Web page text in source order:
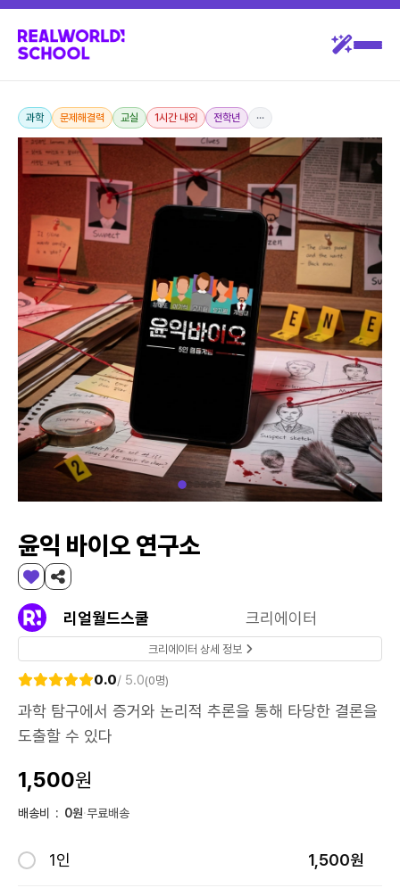
과학 문제해결력 교실 1시간 내외 전학년 ···
윤익 바이오 연구소
리얼월드스쿨 크리에이터
크리에이터 상세 정보
0.0/ 5.0(0명)
과학 탐구에서 증거와 논리적 추론을 통해 타당한 결론을
도출할 수 있다
1,500원
배송비 : 0원·무료배송
1인 1,500원